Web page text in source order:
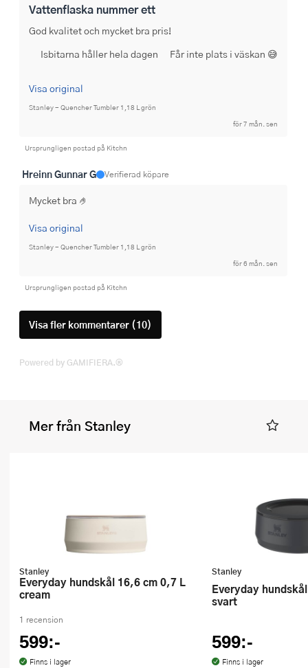
Vattenflaska nummer ett
God kvalitet och mycket bra pris!
Isbitarna håller hela dagen
Får inte plats i väskan 😅
Visa original
Stanley - Quencher Tumbler 1,18 L grön
för 7 mån. sen
Ursprungligen postad på Kitchn
Hreinn Gunnar G Verifierad köpare
Mycket bra 🤌
Visa original
Stanley - Quencher Tumbler 1,18 L grön
för 6 mån. sen
Ursprungligen postad på Kitchn
Visa fler kommentarer (10)
Powered by GAMIFIERA.®
Mer från Stanley
Stanley
Everyday hundskål 16,6 cm 0,7 L
cream
1 recension
599:-
Finns i lager
Stanley
Everyday hundskål 16,6 cm 0,7 L
svart
599:-
Finns i lager